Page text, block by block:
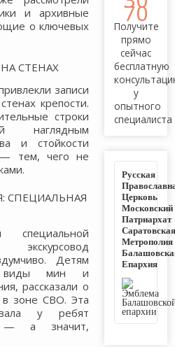
и архивные
о ключевых
СТЕНАХ
записи
крепости.
строки
наглядным
и стойкости
— тем, чего не
СПЕЦИАЛЬНАЯ
специальной
Детям
виды мин и
рассказали о
в зоне СВО. Эта
у ребят
— а значит,
70
Получите
прямо
сейчас
бесплатную
у
опытного
специалиста
Русская
Церковь
Московский
Патриархат
Саратовская
Метрополия
Епархия